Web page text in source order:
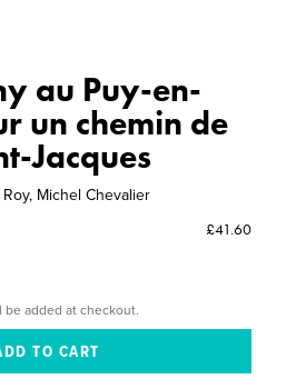
au Puy-en-
un chemin de
Jacques
Michel Chevalier
£41.60
be added at checkout.